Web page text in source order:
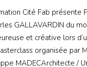
Cité Fab présente
GALLAVARDIN du
et créative lors
organisée par
MADECArchitecte /